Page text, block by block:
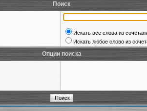
Поиск
Искать все слова из
Искать любое слово из
Опции поиска